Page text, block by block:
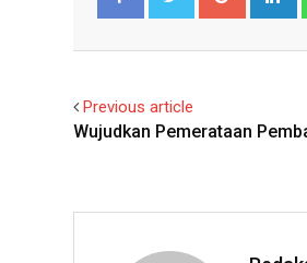
Previous article
Wujudkan Pemerataan